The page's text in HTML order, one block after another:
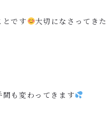
とです
大切になさってきた
も変わってきます